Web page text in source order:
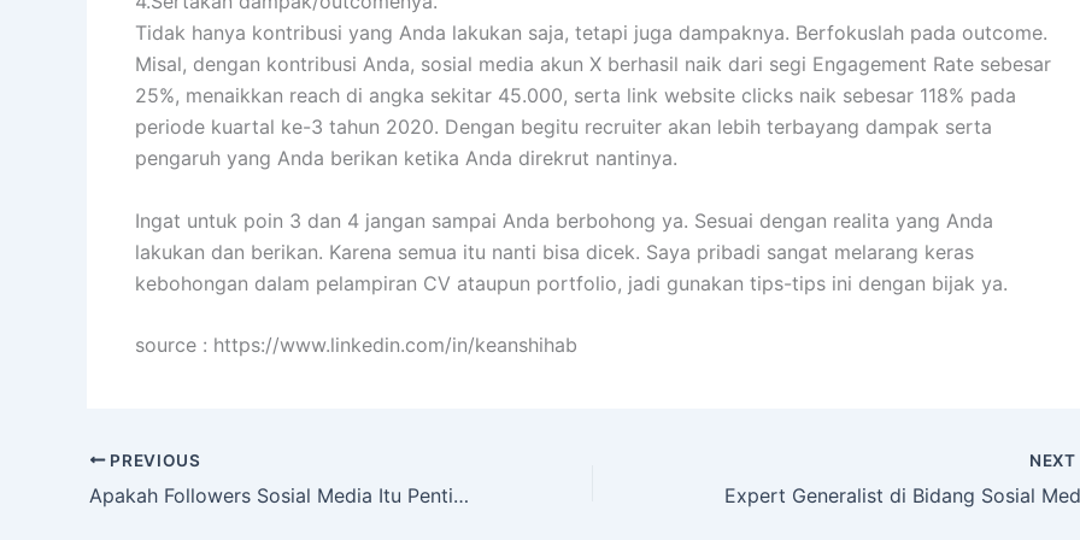
Tidak hanya kontribusi yang Anda lakukan saja, tetapi juga dampaknya. Berfokuslah pada outcome.
Misal, dengan kontribusi Anda, sosial media akun X berhasil naik dari segi Engagement Rate sebesar
25%, menaikkan reach di angka sekitar 45.000, serta link website clicks naik sebesar 118% pada
periode kuartal ke-3 tahun 2020. Dengan begitu recruiter akan lebih terbayang dampak serta
pengaruh yang Anda berikan ketika Anda direkrut nantinya.
Ingat untuk poin 3 dan 4 jangan sampai Anda berbohong ya. Sesuai dengan realita yang Anda
lakukan dan berikan. Karena semua itu nanti bisa dicek. Saya pribadi sangat melarang keras
kebohongan dalam pelampiran CV ataupun portfolio, jadi gunakan tips-tips ini dengan bijak ya.
source : https://www.linkedin.com/in/keanshihab
PREVIOUS
Apakah Followers Sosial Media Itu Penting?
NEXT
Expert Generalist di Bidang Sosial